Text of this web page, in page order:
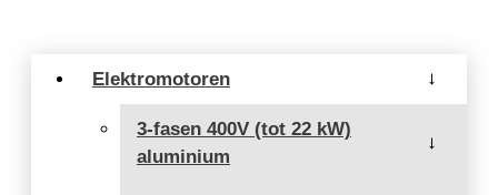
Elektromotoren →
3-fasen 400V (tot 22 kW)
aluminium
→